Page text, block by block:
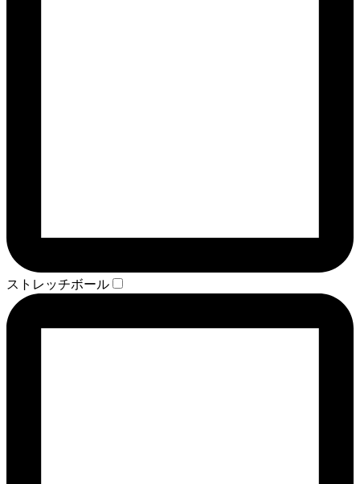
ストレッチボール